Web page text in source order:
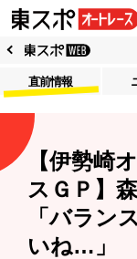
直前情報
【伊勢崎
スＧＰ】
「バラン
いね…」